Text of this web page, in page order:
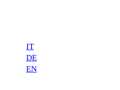
IT
DE
EN